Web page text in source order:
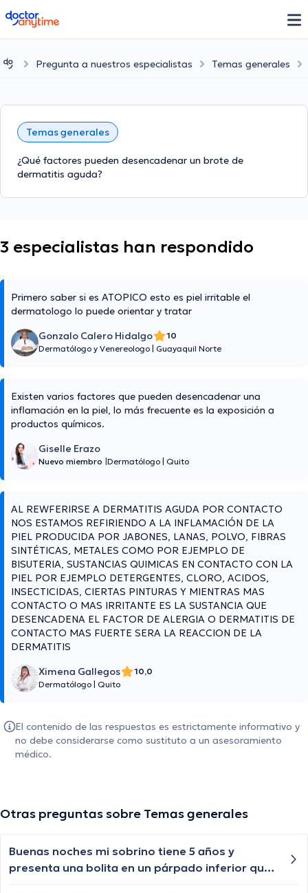
doctoranytime
Pregunta a nuestros especialistas Temas generales
Temas generales
¿Qué factores pueden desencadenar un brote de
dermatitis aguda?
3 especialistas han respondido
Primero saber si es ATOPICO esto es piel irritable el
dermatologo lo puede orientar y tratar
Gonzalo Calero Hidalgo
10
Dermatólogo y Venereologo Guayaquil Norte
Existen varios factores que pueden desencadenar una
inflamación en la piel, lo más frecuente es la exposición a
productos químicos.
Giselle Erazo
Nuevo miembro Dermatólogo Quito
AL REWFERIRSE A DERMATITIS AGUDA POR CONTACTO
NOS ESTAMOS REFIRIENDO A LA INFLAMACIÓN DE LA
PIEL PRODUCIDA POR JABONES, LANAS, POLVO, FIBRAS
SINTÉTICAS, METALES COMO POR EJEMPLO DE
BISUTERIA, SUSTANCIAS QUIMICAS EN CONTACTO CON LA
PIEL POR EJEMPLO DETERGENTES, CLORO, ACIDOS,
INSECTICIDAS, CIERTAS PINTURAS Y MIENTRAS MAS
CONTACTO O MAS IRRITANTE ES LA SUSTANCIA QUE
DESENCADENA EL FACTOR DE ALERGIA O DERMATITIS DE
CONTACTO MAS FUERTE SERA LA REACCION DE LA
DERMATITIS
Ximena Gallegos
10,0
Dermatólogo Quito
El contenido de las respuestas es estrictamente informativo y
no debe considerarse como sustituto a un asesoramiento
médico.
Otras preguntas sobre Temas generales
Buenas noches mi sobrino tiene 5 años y
presenta una bolita en un párpado inferior que